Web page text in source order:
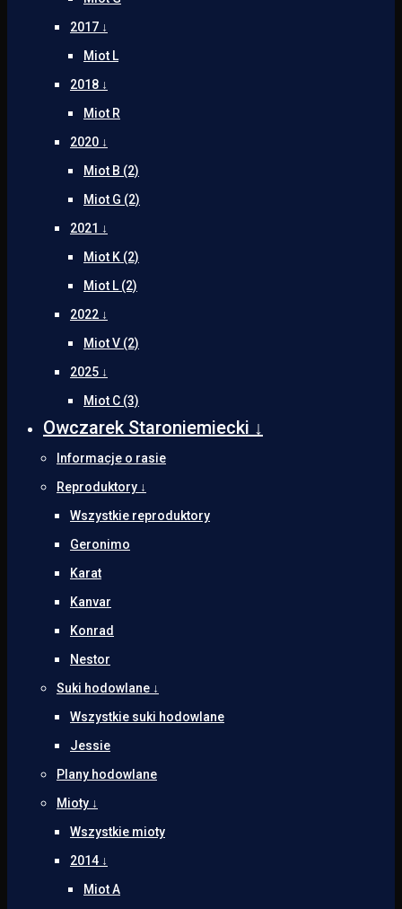
2017 ↓
Miot L
2018 ↓
Miot R
2020 ↓
Miot B (2)
Miot G (2)
2021 ↓
Miot K (2)
Miot L (2)
2022 ↓
Miot V (2)
2025 ↓
Miot C (3)
Owczarek Staroniemiecki ↓
Informacje o rasie
Reproduktory ↓
Wszystkie reproduktory
Geronimo
Karat
Kanvar
Konrad
Nestor
Suki hodowlane ↓
Wszystkie suki hodowlane
Jessie
Plany hodowlane
Mioty ↓
Wszystkie mioty
2014 ↓
Miot A